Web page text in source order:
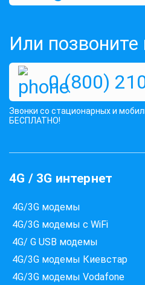
249 грн
Или позвоните
0 (800)
Звонки со стационарных и
БЕСПЛАТНО!
4G / 3G интернет
4G/3G модемы
4G/3G модемы с WiFi
4G/ G USB модемы
4G/3G модемы Киевстар
4G/3G модемы Vodafone